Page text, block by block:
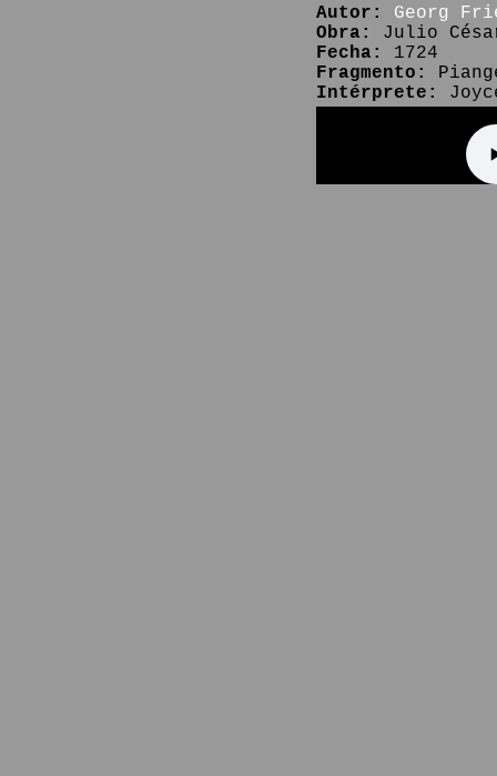
Autor:
Georg
Obra:
Julio
Fecha:
1724
Fragmento:
Intérprete: